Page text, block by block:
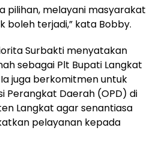
pilihan, melayani masyarakat
boleh terjadi,” kata Bobby.
Surbakti menyatakan
sebagai Plt Bupati Langkat
juga berkomitmen untuk
Perangkat Daerah (OPD) di
Langkat agar senantiasa
pelayanan kepada